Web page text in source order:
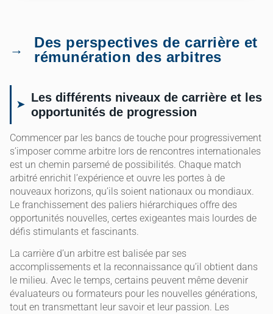
Des perspectives de carrière et
rémunération des arbitres
Les différents niveaux de carrière et les
opportunités de progression
Commencer par les bancs de touche pour progressivement
s’imposer comme arbitre lors de rencontres internationales
est un chemin parsemé de possibilités. Chaque match
arbitré enrichit l’expérience et ouvre les portes à de
nouveaux horizons, qu’ils soient nationaux ou mondiaux.
Le franchissement des paliers hiérarchiques offre des
opportunités nouvelles, certes exigeantes mais lourdes de
défis stimulants et fascinants.
La carrière d’un arbitre est balisée par ses
accomplissements et la reconnaissance qu’il obtient dans
le milieu. Avec le temps, certains peuvent même devenir
évaluateurs ou formateurs pour les nouvelles générations,
tout en transmettant leur savoir et leur passion. Les